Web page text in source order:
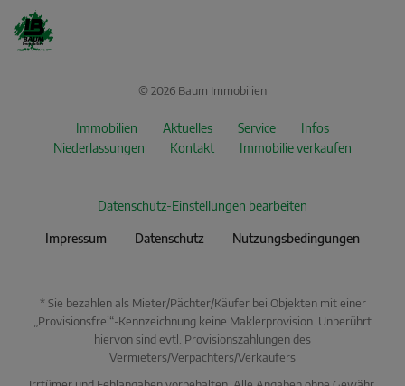
© 2026 Baum Immobilien
Immobilien Aktuelles Service
Infos
Niederlassungen
Kontakt Immobilie verkaufen
Datenschutz-Einstellungen bearbeiten
Impressum Datenschutz Nutzungsbedingungen
* Sie bezahlen als Mieter/Pächter/Käufer bei Objekten mit einer
„Provisionsfrei“-Kennzeichnung keine Maklerprovision. Unberührt
hiervon sind evtl. Provisionszahlungen des
Vermieters/Verpächters/Verkäufers